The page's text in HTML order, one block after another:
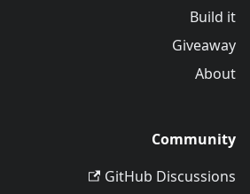
Build it
Giveaway
About
Community
GitHub Discussions